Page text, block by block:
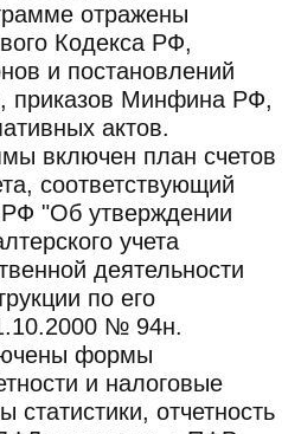
отражены
Кодекса РФ,
и постановлений
приказов Минфина РФ,
актов.
включен план счетов
соответствующий
"Об утверждении
учета
деятельности
по его
№ 94н.
формы
и налоговые
отчетность